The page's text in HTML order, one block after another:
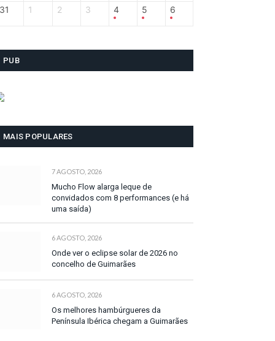
31 1 2 3 4 5 6
PUB
MAIS POPULARES
7 AGOSTO, 2026
Mucho Flow alarga leque de
convidados com 8 performances (e há
uma saída)
6 AGOSTO, 2026
Onde ver o eclipse solar de 2026 no
concelho de Guimarães
6 AGOSTO, 2026
Os melhores hambúrgueres da
Península Ibérica chegam a Guimarães